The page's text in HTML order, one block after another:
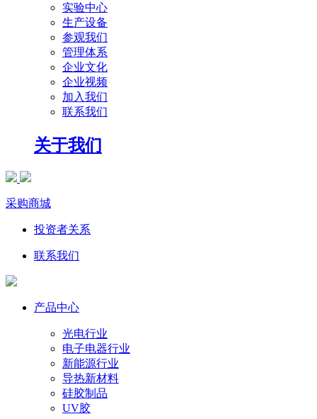
实验中心
生产设备
参观我们
管理体系
企业文化
企业视频
加入我们
联系我们
关于我们
采购商城
投资者关系
联系我们
产品中心
光电行业
电子电器行业
新能源行业
导热新材料
硅胶制品
UV胶